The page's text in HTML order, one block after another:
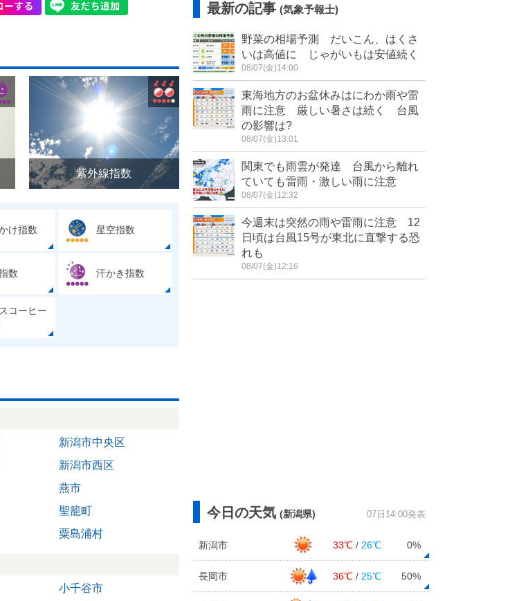
紫外線指数
け指数 星空指数
数 汗かき指数
コーヒー
新潟市中央区
新潟市西区
燕市
聖籠町
粟島浦村
小千谷市
最新の記事 (気象予報士)
野菜の相場予測 だいこん、はくさ
いは高値に じゃがいもは安値続く
08/07(金)14:00
東海地方のお盆休みはにわか雨や雷
雨に注意 厳しい暑さは続く 台風
の影響は?
08/07(金)13:01
関東でも雨雲が発達 台風から離れ
ていても雷雨・激しい雨に注意
08/07(金)12:32
今週末は突然の雨や雷雨に注意 12
日頃は台風15号が東北に直撃する恐
れも
08/07(金)12:16
今日の天気 (新潟県) 07日14:00発表
新潟市 33℃ / 26℃ 0%
長岡市 36℃ / 25℃ 50%